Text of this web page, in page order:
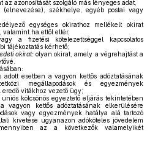
azonosítását szolgáló más lényeges adat,
székhelye, egyéb postai vagy
egységes okirathoz mellékelt okirat
valamint ha ettől eltér,
a fizetési kötelezettséggel kapcsolatos
tájékoztatás kérhető;
okirat:olyan okirat, amely a végrehajtást a
esetben a vagyon kettős adóztatásának
megállapodások és egyezmények
vitákhoz vezető ügy;
kölcsönös egyeztető eljárás tekintetében
vagyon kettős adóztatásának elkerülésére
vagy egyezmények hatálya alá tartozó
kivetése ugyanazon adóköteles jövedelem
az a következők valamelyikét